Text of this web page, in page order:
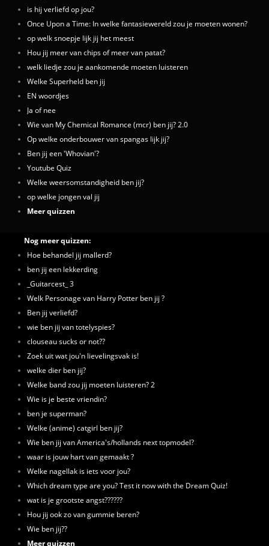
is hij verliefd op jou?
Once Upon a Time: In welke fantasiewereld zou je moeten wonen?
op welk snoepje lijk jij het meest
Hou jij meer van chips of meer van patat?
welk liedje zou je aankomende moeten luisteren
Welke Superheld ben jij
EN woordjes
Ja of nee
Wie van My Chemical Romance (mcr) ben jij? 2.0
Op welke onderbouwer van spangas lijk jij?
Ben jij een 'Whovian'?
Youtube Quiz
Welke weersomstandigheid ben jij?
op welke jongen val jij
Meer quizzen
Nog meer quizzen:
Hoe behandel jij mallerd?
ben jij een lekkerding
_Guitarcest_ 3
Welk Personage van Harry Potter ben jij ?
Ben jij verliefd?
wie ben jij van totelyspies?
clouseau sucks or not??
Zoek uit wat jou'n lievelingsvak is!
welke dier ben jij?
Welke band zou jij moeten luisteren? 2
Wie is je beste vriendin?
ben je superman?
Welke (anime) catgirl ben jij?
Wie ben jij van America's/hollands next topmodel?
waar is jouw hart van gemaakt ?
Welke nagellak is iets voor jou?
Which dream type are you? Test it now with the Dream Quiz!
wat is je grootste angst??????
Hou jij ook zo van gummie beren?
Wie ben jij??
Meer quizzen